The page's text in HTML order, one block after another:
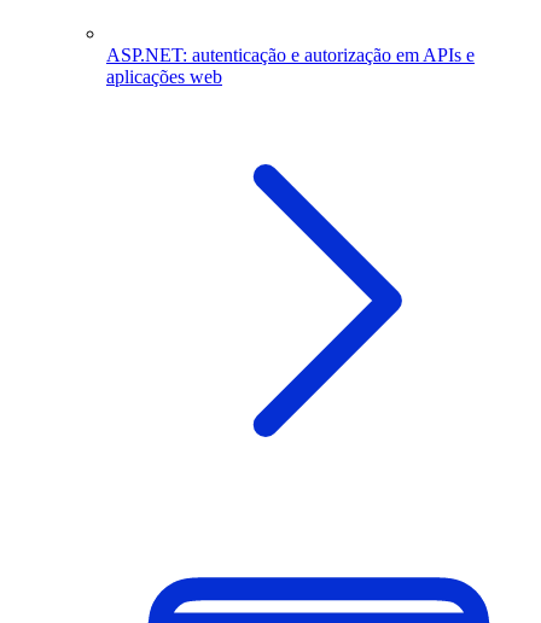
ASP.NET: autenticação e autorização em APIs e
aplicações web